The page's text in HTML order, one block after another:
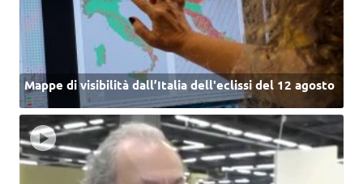
Mappe di visibilità dall’Italia dell'eclissi del 12 agosto